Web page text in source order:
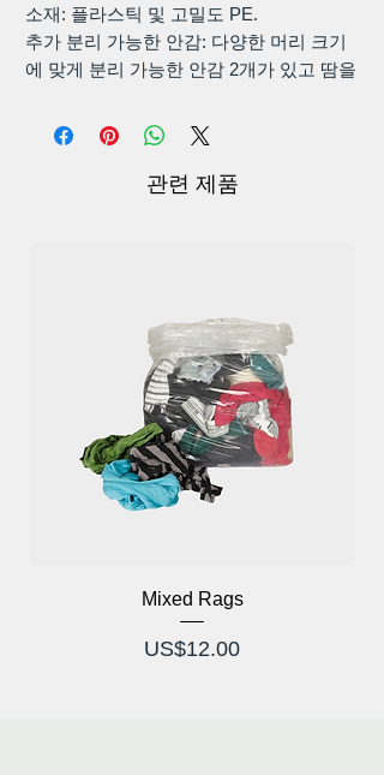
소재: 플라스틱 및 고밀도 PE.
추가 분리 가능한 안감: 다양한 머리 크기
에 맞게 분리 가능한 안감 2개가 있고 땀을
다목적
조절 다이얼과 피부 친화적으로 조절 가능
관련 제품
Mixed Rags
가격
US$12.00